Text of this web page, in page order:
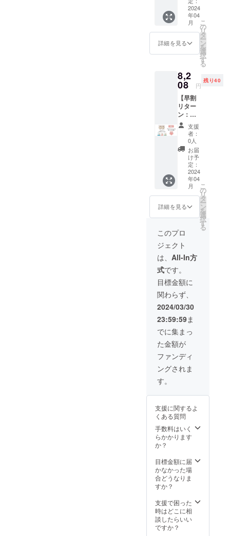
の15％
引き＝
4,488円
フェイ
スマス
クパッ
ク2枚
ス 4月
末まで
リター
ン実施
備考欄
に年齢
記入を
お願い
しま
す。
2024
年04
月
詳細を見る
こ
の
リ
タ
ー
ン
を
選
択
す
る
8,2
08 円
残り40
【早割
リター
ン：
20％off
】 2個
9,960円
（税
込）＋
送料300
円＝
10,260
→8,208
円 フェ
イスマ
スク
パック4
枚サー
ビス 備
考欄に
年齢記
入をお
願いし
ます。
支援
者：
0人
お届
け予
定：
2024
年04
月
詳細を見る
こ
の
リ
タ
ー
ン
を
選
択
す
る
このプロ
ジェクト
は、 All-In方
式です。
目標金額に
関わらず、
2024/03/30
23:59:59ま
でに集まっ
た金額が
ファンディ
ングされま
す。
支援に関するよ
くある質問
手数料はいく
らかかります
か？
目標金額に届
かなかった場
合どうなりま
すか？
支援で困った
時はどこに相
談したらいい
ですか？